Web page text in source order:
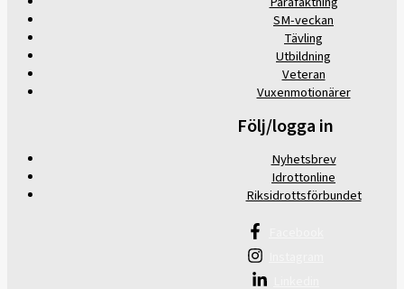
SM-veckan
Tävling
Utbildning
Veteran
Vuxenmotionärer
Följ/logga in
Nyhetsbrev
Idrottonline
Riksidrottsförbundet